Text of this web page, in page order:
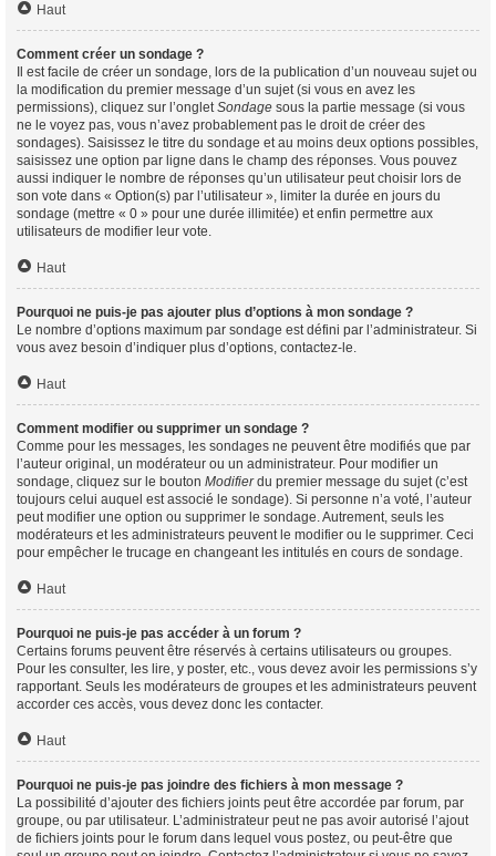
Haut
Comment créer un sondage ?
Il est facile de créer un sondage, lors de la publication d’un nouveau sujet ou
la modification du premier message d’un sujet (si vous en avez les
permissions), cliquez sur l’ongletSondage sous la partie message (si vous
ne le voyez pas, vous n’avez probablement pas le droit de créer des
sondages). Saisissez le titre du sondage et au moins deux options possibles,
saisissez une option par ligne dans le champ des réponses. Vous pouvez
aussi indiquer le nombre de réponses qu’un utilisateur peut choisir lors de
son vote dans « Option(s) par l’utilisateur », limiter la durée en jours du
sondage (mettre « 0 » pour une durée illimitée) et enfin permettre aux
utilisateurs de modifier leur vote.
Haut
Pourquoi ne puis-je pas ajouter plus d’options à mon sondage ?
Le nombre d’options maximum par sondage est défini par l’administrateur. Si
vous avez besoin d’indiquer plus d’options, contactez-le.
Haut
Comment modifier ou supprimer un sondage ?
Comme pour les messages, les sondages ne peuvent être modifiés que par
l’auteur original, un modérateur ou un administrateur. Pour modifier un
sondage, cliquez sur le bouton Modifierdu premier message du sujet (c’est
toujours celui auquel est associé le sondage). Si personne n’a voté, l’auteur
peut modifier une option ou supprimer le sondage. Autrement, seuls les
modérateurs et les administrateurs peuvent le modifier ou le supprimer. Ceci
pour empêcher le trucage en changeant les intitulés en cours de sondage.
Haut
Pourquoi ne puis-je pas accéder à un forum ?
Certains forums peuvent être réservés à certains utilisateurs ou groupes.
Pour les consulter, les lire, y poster, etc., vous devez avoir les permissions s’y
rapportant. Seuls les modérateurs de groupes et les administrateurs peuvent
accorder ces accès, vous devez donc les contacter.
Haut
Pourquoi ne puis-je pas joindre des fichiers à mon message ?
La possibilité d’ajouter des fichiers joints peut être accordée par forum, par
groupe, ou par utilisateur. L’administrateur peut ne pas avoir autorisé l’ajout
de fichiers joints pour le forum dans lequel vous postez, ou peut-être que